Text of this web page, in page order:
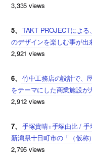
3,335 views
5、 TAKT PROJECTによ
のデザインを楽しむ事が出
2,921 views
6、 竹中工務店の設計で、
をテーマにした商業施設が
2,912 views
7、 手塚貴晴+手塚由比 /
新潟県十日町市の「（仮
2,795 views